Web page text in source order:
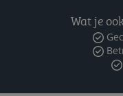
Wat je